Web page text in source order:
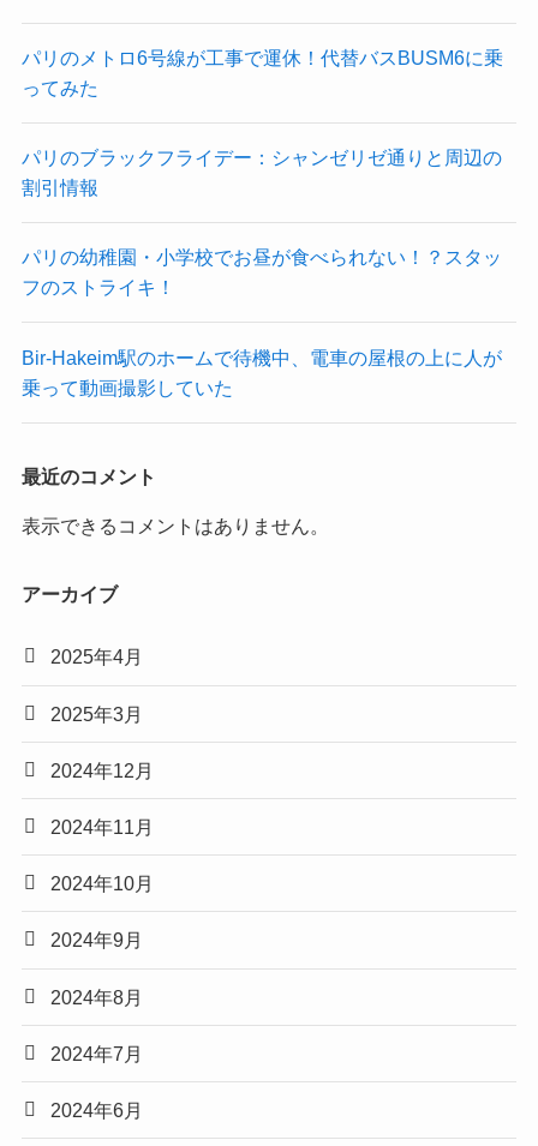
パリのメトロ6号線が工事で運休！代替バスBUSM6に乗
ってみた
パリのブラックフライデー：シャンゼリゼ通りと周辺の
割引情報
パリの幼稚園・小学校でお昼が食べられない！？スタッ
フのストライキ！
Bir-Hakeim駅のホームで待機中、電車の屋根の上に人が
乗って動画撮影していた
最近のコメント
表示できるコメントはありません。
アーカイブ
2025年4月
2025年3月
2024年12月
2024年11月
2024年10月
2024年9月
2024年8月
2024年7月
2024年6月